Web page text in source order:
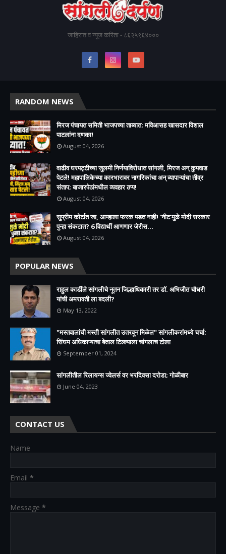
जाहिरात व न्यूज करिता - ८६२५९६४०००
RANDOM NEWS
मिरज पंचायत समिती भाजपच्या ताब्यात; मविआसह खासदार विशाल
पाटलांना दणका!
August 04, 2026
वाढीव घरपट्टीच्या जुलमी निर्णयाविरोधात सांगली, मिरज अन् कुपवाड
पेटले! महापालिकेच्या कारभारावर नागरिकांचा अन् व्यापाऱ्यांचा तीव्र
संताप; बाजारपेठांमधील व्यवहार ठप्प!​
August 04, 2026
सुप्रीम कोर्टात जा, आम्हाला फरक पडत नाही! 'नीट'मुळे मोदी सरकार
पुन्हा संकटात? 6 विद्यार्थी आणणार जेरीस...
August 04, 2026
POPULAR NEWS
राहुल कार्डीले सांगलीचे नूतन जिल्हाधिकारी तर डॉ. अभिजीत चौधरी
यांची अमरावती ला बदली?
May 13, 2022
"मस्तवालांची मस्ती सांगलीत उतरवून मिळेल" सांगलीकरांमध्ये चर्चा;
सिंघम अधिकाऱ्याचा बेताल टिल्ल्याला चांगलाच टोला
September 01, 2024
सांगलीतील रिलायन्स ज्वेलर्स वर भरदिवसा दरोडा; गोळीबार
June 04, 2023
CONTACT US
Name
Email *
Message *